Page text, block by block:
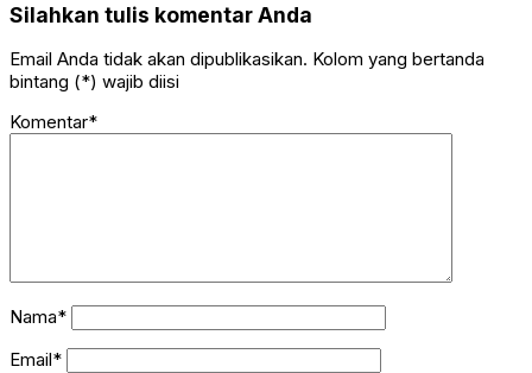
Silahkan tulis komentar Anda
Email Anda tidak akan dipublikasikan. Kolom yang bertanda
bintang (*) wajib diisi
Komentar*
Nama*
Email*